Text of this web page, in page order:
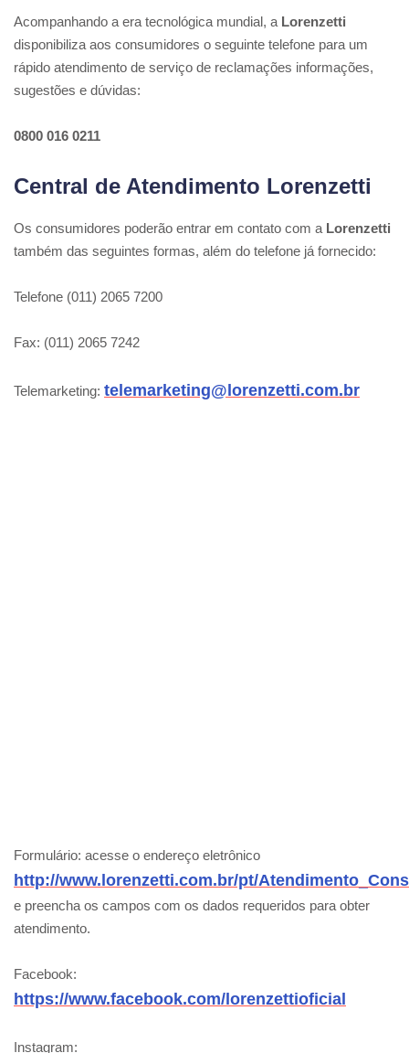
Acompanhando a era tecnológica mundial, a Lorenzetti
disponibiliza aos consumidores o seguinte telefone para um
rápido atendimento de serviço de reclamações informações,
sugestões e dúvidas:
0800 016 0211
Central de Atendimento Lorenzetti
Os consumidores poderão entrar em contato com a Lorenzetti
também das seguintes formas, além do telefone já fornecido:
Telefone (011) 2065 7200
Fax: (011) 2065 7242
Telemarketing: telemarketing@lorenzetti.com.br
Formulário: acesse o endereço eletrônico
http://www.lorenzetti.com.br/pt/
e preencha os campos com os dados requeridos para obter
atendimento.
Facebook:
https://www.facebook.com/lorenzettioficial
Instagram: